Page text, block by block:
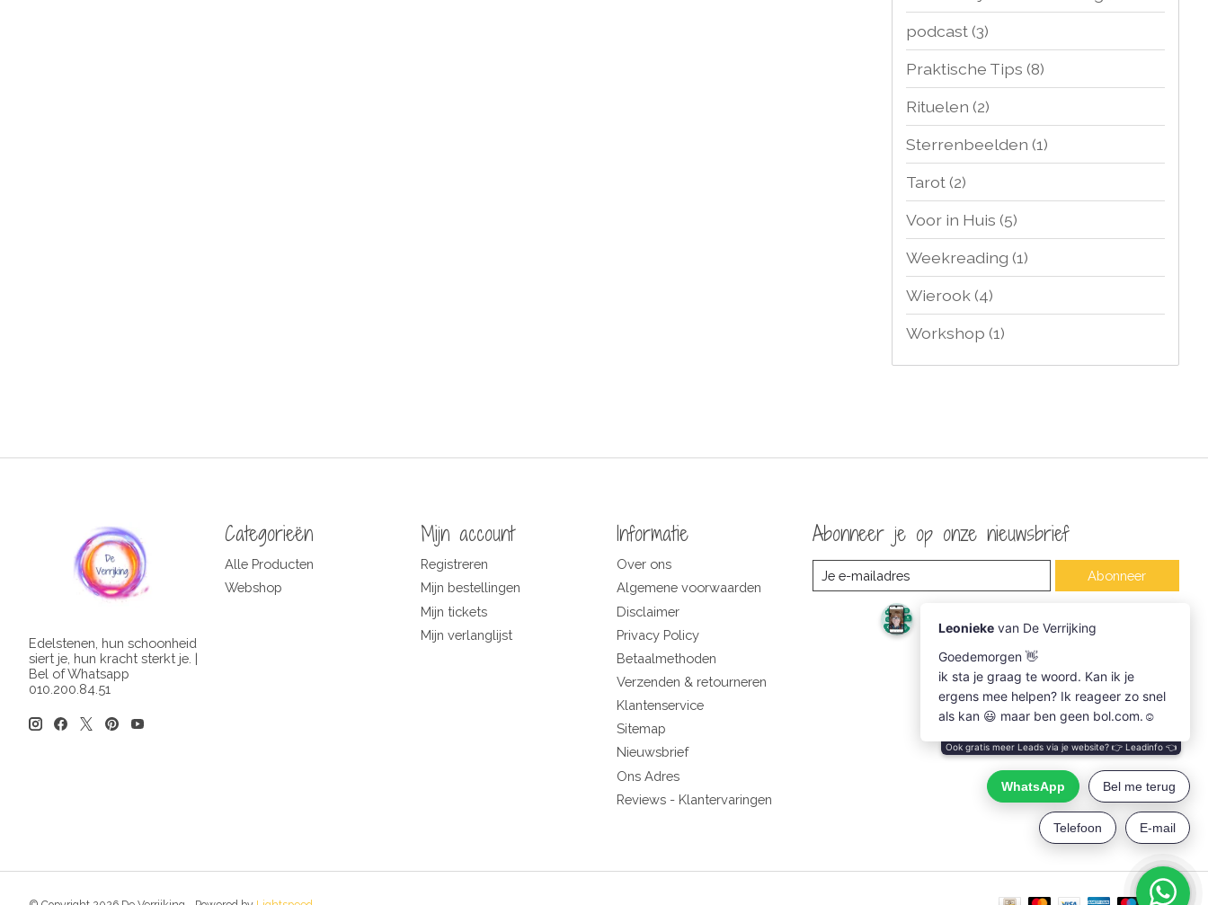
podcast(3)
Praktische Tips (8)
Rituelen (2)
Sterrenbeelden (1)
Tarot(2)
Voor in Huis (5)
Weekreading (1)
Wierook (4)
Workshop (1)
Edelstenen, hun schoonheid
siert je, hun kracht sterkt je. |
Bel of Whatsapp
010.200.84.51
Categorieën
Alle Producten
Webshop
Mijn account
Registreren
Mijn bestellingen
Mijn tickets
Mijn verlanglijst
Informatie
Over ons
Algemene voorwaarden
Disclaimer
Privacy Policy
Betaalmethoden
Verzenden & retourneren
Klantenservice
Sitemap
Nieuwsbrief
Ons Adres
Reviews - Klantervaringen
Abonneer je op onze nieuwsbrief
Abonneer